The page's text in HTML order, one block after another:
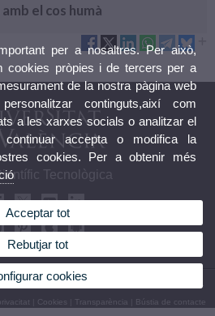
el cos humà
Tecnològica
Nivell 2. 46010 València. Telèfon: (+34) 963 864 041
Cookies Transparència Bústia de contacte
per a nosaltres. Per això,
cookies pròpies i de tercers per a
de la nostra pàgina web
continguts,així com
a les xarxes socials o analitzar el
accepta o modifica la
cookies. Per a obtenir més
Acceptar tot
Rebutjar tot
cookies